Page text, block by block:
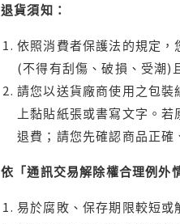
退貨須知：
依照消費者保護法的規定
(不得有刮傷、破損、受潮)
請您以送貨廠商使用之包
上黏貼紙張或書寫文字。
退費；請您先確認商品正確
依「通訊交易解除權合理例外
易於腐敗、保存期限較短